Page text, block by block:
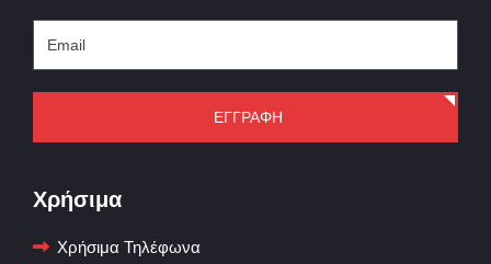
ΕΓΓΡΑΦΗ
Χρήσιμα
Χρήσιμα Τηλέφωνα